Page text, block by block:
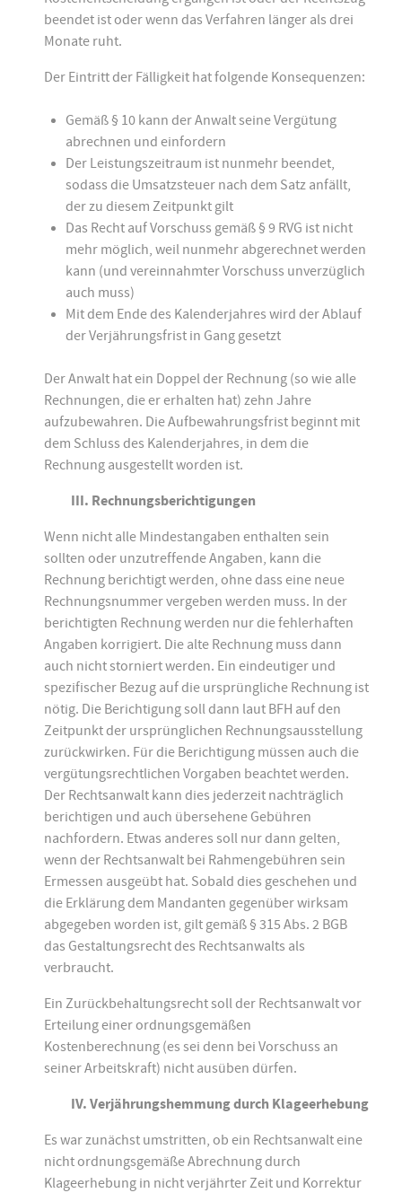
beendet ist oder wenn das Verfahren länger als drei
Monate ruht.
Der Eintritt der Fälligkeit hat folgende Konsequenzen:
Gemäß § 10 kann der Anwalt seine Vergütung
abrechnen und einfordern
Der Leistungszeitraum ist nunmehr beendet,
sodass die Umsatzsteuer nach dem Satz anfällt,
der zu diesem Zeitpunkt gilt
Das Recht auf Vorschuss gemäß § 9 RVG ist nicht
mehr möglich, weil nunmehr abgerechnet werden
kann (und vereinnahmter Vorschuss unverzüglich
auch muss)
Mit dem Ende des Kalenderjahres wird der Ablauf
der Verjährungsfrist in Gang gesetzt
Der Anwalt hat ein Doppel der Rechnung (so wie alle
Rechnungen, die er erhalten hat) zehn Jahre
aufzubewahren. Die Aufbewahrungsfrist beginnt mit
dem Schluss des Kalenderjahres, in dem die
Rechnung ausgestellt worden ist.
III. Rechnungsberichtigungen
Wenn nicht alle Mindestangaben enthalten sein
sollten oder unzutreffende Angaben, kann die
Rechnung berichtigt werden, ohne dass eine neue
Rechnungsnummer vergeben werden muss. In der
berichtigten Rechnung werden nur die fehlerhaften
Angaben korrigiert. Die alte Rechnung muss dann
auch nicht storniert werden. Ein eindeutiger und
spezifischer Bezug auf die ursprüngliche Rechnung ist
nötig. Die Berichtigung soll dann laut BFH auf den
Zeitpunkt der ursprünglichen Rechnungsausstellung
zurückwirken. Für die Berichtigung müssen auch die
vergütungsrechtlichen Vorgaben beachtet werden.
Der Rechtsanwalt kann dies jederzeit nachträglich
berichtigen und auch übersehene Gebühren
nachfordern. Etwas anderes soll nur dann gelten,
wenn der Rechtsanwalt bei Rahmengebühren sein
Ermessen ausgeübt hat. Sobald dies geschehen und
die Erklärung dem Mandanten gegenüber wirksam
abgegeben worden ist, gilt gemäß § 315 Abs. 2 BGB
das Gestaltungsrecht des Rechtsanwalts als
verbraucht.
Ein Zurückbehaltungsrecht soll der Rechtsanwalt vor
Erteilung einer ordnungsgemäßen
Kostenberechnung (es sei denn bei Vorschuss an
seiner Arbeitskraft) nicht ausüben dürfen.
IV. Verjährungshemmung durch Klageerhebung
Es war zunächst umstritten, ob ein Rechtsanwalt eine
nicht ordnungsgemäße Abrechnung durch
Klageerhebung in nicht verjährter Zeit und Korrektur